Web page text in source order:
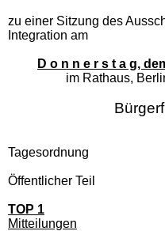
zu einer Sitzung des
Integration am
D o n n e r s t a g,
im Rathaus,
Tagesordnung
Öffentlicher Teil
TOP 1
Mitteilungen